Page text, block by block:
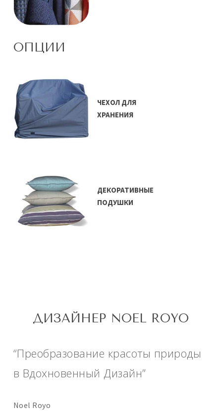
ОПЦИИ
ЧЕХОЛ ДЛЯ
ХРАНЕНИЯ
ДЕКОРАТИВНЫЕ
ПОДУШКИ
ДИЗАЙНЕР NOEL ROYO
“Преобразование красоты природы
в Вдохновенный Дизайн”
Noel Royo